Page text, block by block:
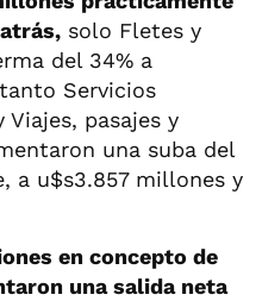
solo Fletes y
del 34% a
Servicios
pasajes y
una suba del
a u$s3.857 millones y
en concepto de
una salida neta